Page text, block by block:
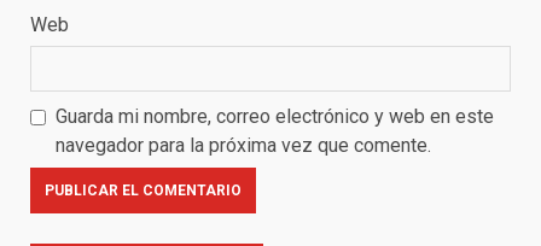
Web
Guarda mi nombre, correo electrónico y web en este
navegador para la próxima vez que comente.